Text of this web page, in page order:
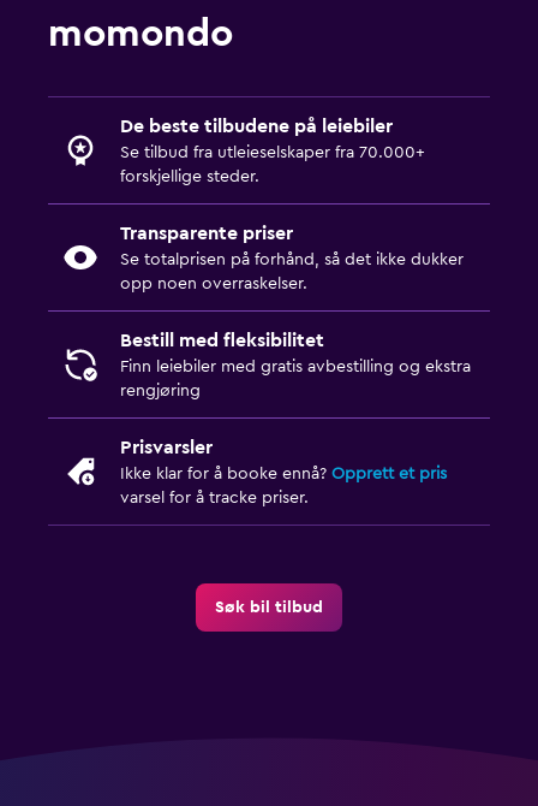
momondo
De beste tilbudene på leiebiler
Se tilbud fra utleieselskaper fra 70.000+
forskjellige steder.
Transparente priser
Se totalprisen på forhånd, så det ikke dukker
opp noen overraskelser.
Bestill med fleksibilitet
Finn leiebiler med gratis avbestilling og ekstra
rengjøring
Prisvarsler
Ikke klar for å booke ennå? Opprett et pris
varsel for å tracke priser.
Søk bil tilbud